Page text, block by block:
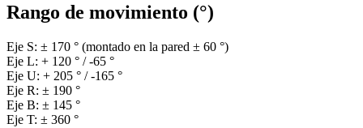
Rango de movimiento (°)
Eje S: ± 170 ° (montado en la pared ± 60 °)
Eje L: + 120 ° / -65 °
Eje U: + 205 ° / -165 °
Eje R: ± 190 °
Eje B: ± 145 °
Eje T: ± 360 °